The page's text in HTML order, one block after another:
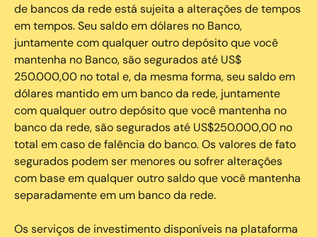
de bancos da rede está sujeita a alterações de tempos
em tempos. Seu saldo em dólares no Banco,
juntamente com qualquer outro depósito que você
mantenha no Banco, são segurados até US$
250.000,00 no total e, da mesma forma, seu saldo em
dólares mantido em um banco da rede, juntamente
com qualquer outro depósito que você mantenha no
banco da rede, são segurados até US$250.000,00 no
total em caso de falência do banco. Os valores de fato
segurados podem ser menores ou sofrer alterações
com base em qualquer outro saldo que você mantenha
separadamente em um banco da rede.
Os serviços de investimento disponíveis na plataforma